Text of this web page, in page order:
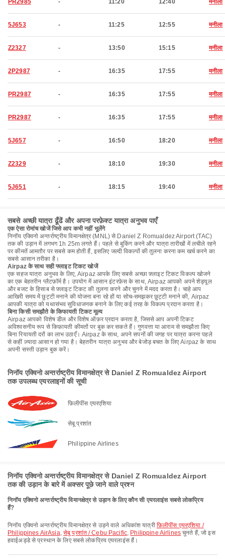
PR2985 - 11:20 12:40 मनीला
5J653 - 11:25 12:55 मनीला
Z2327 - 13:50 15:15 मनीला
2P2987 - 16:35 17:55 मनीला
PR2987 - 16:35 17:55 मनीला
PR2987 - 16:35 17:55 मनीला
5J657 - 16:50 18:20 मनीला
Z2329 - 18:10 19:30 मनीला
5J651 - 18:15 19:40 मनीला
सबसे अच्छी यात्रा ढूँढें और अपना परफ़ेक्ट यात्रा अनुभव पाएँ
एक ऐसा रोमांच खोजें जिसे आप कभी नहीं भूलेंगे
निनॉय एक्विनो अन्तर्राष्ट्रीय विमानक्षेत्र (MNL) से Daniel Z Romualdez Airport (TAC)
तक की उड़ान में लगभग 1h 25m लगते हैं। पहले से बुकिंग करने और यात्रा तारीखों में लचीले रहने
पर कीमतें आमतौर पर सबसे कम होती हैं, इसलिए जल्दी विकल्पों की तुलना करना कम खर्च करने का
सबसे आसान तरीका है।
Airpaz के साथ सही फ्लाइट टिकट खोजें
एक सहज यात्रा अनुभव के लिए, Airpaz आपके लिए सबसे अच्छा फ़्लाइट टिकट विकल्प खोजने
का एक बेहतरीन प्लैटफ़ॉर्म है। उपयोग में आसान इंटरफ़ेस के साथ, Airpaz आपको अपने शेड्यूल
और बजट के हिसाब से फ़्लाइट टिकट की तुलना करने और चुनने में मदद करता है। चाहे आप
आखिरी समय में छुट्टी मनाने की योजना बना रहे हों या सोच-समझकर छुट्टी मनाने की, Airpaz
आपकी यात्रा को यथासंभव सुविधाजनक बनाने के लिए कई तरह के विकल्प प्रदान करता है।
बिना किसी समझौते के किफायती टिकट मूल्य
Airpaz आपको विशेष डील और विशेष ऑफ़र प्रदान करता है, जिससे आप अपनी टिकट
अविश्वसनीय रूप से किफ़ायती कीमतों पर बुक कर सकते हैं। गुणवत्ता या आराम से समझौता किए
बिना रियायती दरों का लाभ उठाएँ। Airpaz के साथ, अपने सपनों की जगह पर यात्रा करना पहले
से कहीं ज़्यादा आसान हो गया है। बेहतरीन यात्रा अनुभव और बेजोड़ बचत के लिए Airpaz के साथ
अपनी सस्ती उड़ान बुक करें।
निनॉय एक्विनो अन्तर्राष्ट्रीय विमानक्षेत्र से Daniel Z Romualdez Airport
तक उपलब्ध एयरलाइनों की सूची
फ़िलीपींस एयरएशिया
सेबू प्रशांत
Philippine Airlines
निनॉय एक्विनो अन्तर्राष्ट्रीय विमानक्षेत्र से Daniel Z Romualdez Airport
तक की उड़ान के बारे में अक्सर पूछे जाने वाले प्रश्न
निनॉय एक्विनो अन्तर्राष्ट्रीय विमानक्षेत्र से उड़ान के लिए कौन सी एयरलाइंस सबसे लोकप्रिय
हैं?
निनॉय एक्विनो अन्तर्राष्ट्रीय विमानक्षेत्र से उड़ने वाले अधिकांश यात्री फ़िलीपींस एयरएशिया /
Philippines AirAsia, सेबू प्रशांत / Cebu Pacific, Philippine Airlines चुनते हैं, जो इस
हवाईअड्डे से प्रस्थान के लिए सबसे लोकप्रिय एयरलाइंस हैं।